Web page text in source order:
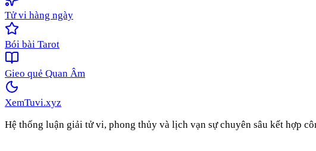
Tử vi hàng ngày
Bói bài Tarot
Gieo quẻ Quan Âm
XemTuvi.xyz
Hệ thống luận giải tử vi, phong thủy và lịch vạn sự chuyên sâu kết hợp